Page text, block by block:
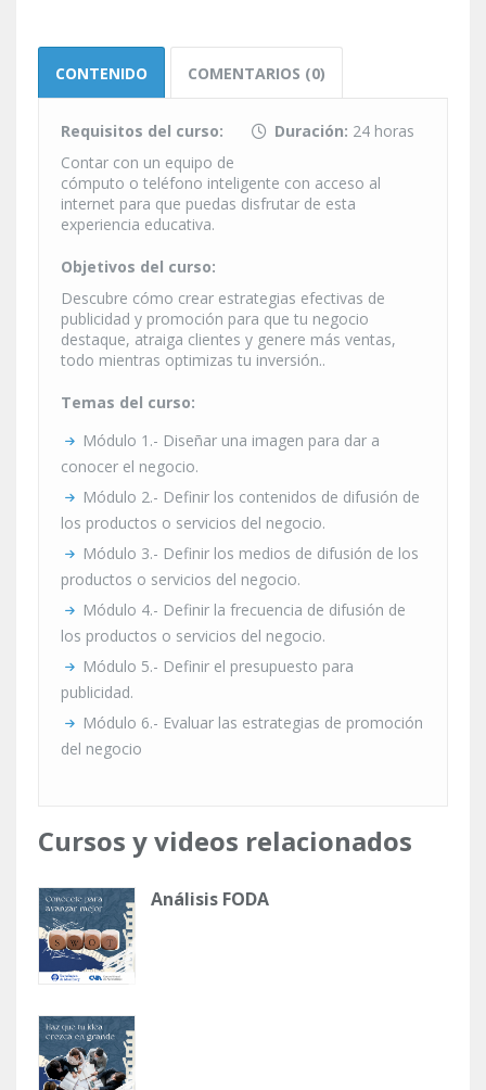
CONTENIDO COMENTARIOS (0)
Duración: 24 horas
Requisitos del curso:
Contar con un equipo de
cómputo o teléfono inteligente con acceso al
internet para que puedas disfrutar de esta
experiencia educativa.
Objetivos del curso:
Descubre cómo crear estrategias efectivas de
publicidad y promoción para que tu negocio
destaque, atraiga clientes y genere más ventas,
todo mientras optimizas tu inversión..
Temas del curso:
Módulo 1.- Diseñar una imagen para dar a
conocer el negocio.
Módulo 2.- Definir los contenidos de difusión de
los productos o servicios del negocio.
Módulo 3.- Definir los medios de difusión de los
productos o servicios del negocio.
Módulo 4.- Definir la frecuencia de difusión de
los productos o servicios del negocio.
Módulo 5.- Definir el presupuesto para
publicidad.
Módulo 6.- Evaluar las estrategias de promoción
del negocio
Cursos y videos relacionados
Análisis FODA